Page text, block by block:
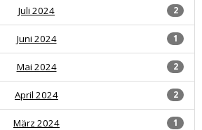
2
Juli 2024
1
Juni 2024
2
Mai 2024
2
April 2024
1
März 2024